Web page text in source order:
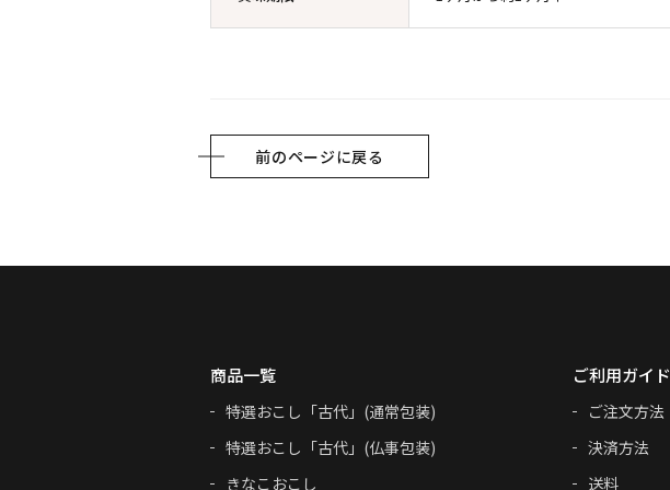
前のページに戻る
商品一覧
特選おこし「古代」(通常包装)
特選おこし「古代」(仏事包装)
きなこおこし
ご利用ガイド
ご注文方法
決済方法
送料